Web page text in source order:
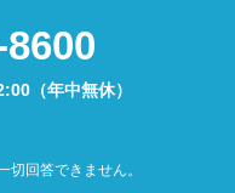
（年中無休）
回答できません。